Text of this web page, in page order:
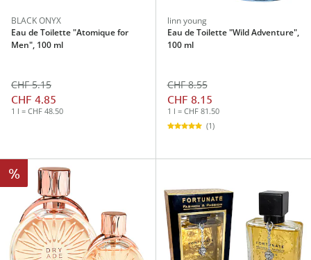
BLACK ONYX
Eau de Toilette "Atomique for
Men", 100 ml
CHF 5.15
CHF 4.85
1 l = CHF 48.50
linn young
Eau de Toilette "Wild Adventure",
100 ml
CHF 8.55
CHF 8.15
1 l = CHF 81.50
(1)
%